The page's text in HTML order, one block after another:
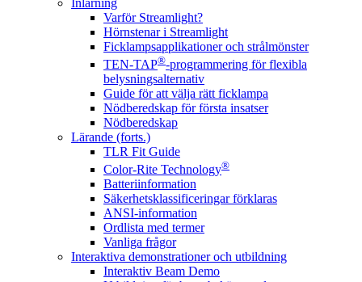
Varför Streamlight?
Hörnstenar i Streamlight
Ficklampsapplikationer och strålmönster
TEN-TAP®-programmering för flexibla
belysningsalternativ
Guide för att välja rätt ficklampa
Nödberedskap för första insatser
Nödberedskap
Lärande (forts.)
TLR Fit Guide
Color-Rite Technology®
Batteriinformation
Säkerhetsklassificeringar förklaras
ANSI-information
Ordlista med termer
Vanliga frågor
Interaktiva demonstrationer och utbildning
Interaktiv Beam Demo